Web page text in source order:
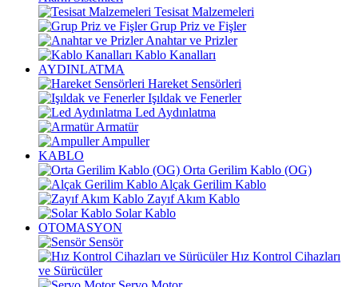
Tesisat Malzemeleri
Grup Priz ve Fişler
Anahtar ve Prizler
Kablo Kanalları
AYDINLATMA
Hareket Sensörleri
Işıldak ve Fenerler
Led Aydınlatma
Armatür
Ampuller
KABLO
Orta Gerilim Kablo (OG)
Alçak Gerilim Kablo
Zayıf Akım Kablo
Solar Kablo
OTOMASYON
Sensör
Hız Kontrol Cihazları
ve Sürücüler